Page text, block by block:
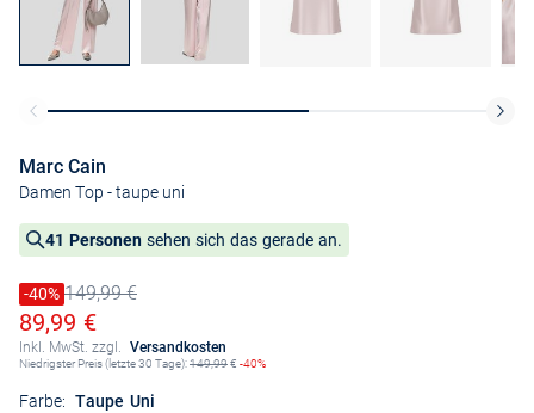
Marc Cain
Damen Top - taupe uni
41 Personen sehen sich das gerade an.
Preis reduziert um
-40%
Alter Preis149,99 €
Ermäßigter Preis
89,99 €
Inkl. MwSt. zzgl. Versandkosten
Niedrigster Preis (letzte 30 Tage):149,99€ -40%
Farbe: Taupe Uni